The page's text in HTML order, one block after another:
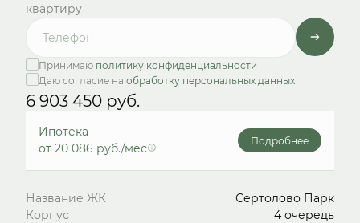
квартиру
Принимаю политику конфиденциальности
Даю согласие на обработку персональных данных
6 903 450 руб.
Ипотека
от 20 086 руб./мес
Подробнее
Название ЖК
Сертолово Парк
Корпус
4 очередь